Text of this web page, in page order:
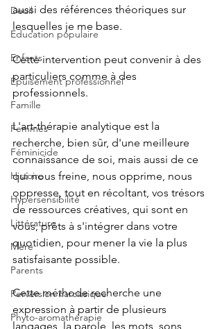
Deuil
Education populaire
Enfants
Epuisement professionnel
Famille
Femmes
Féminicide
Histoire
Hypersensibilité
Littérature
Mère
Parents
Perversion narcissique
Phyto-aromathérapie
aussi des références théoriques sur
lesquelles je me base.
Cette intervention peut convenir à des
particuliers comme à des
professionnels.
L'art-thérapie analytique est la
recherche, bien sûr, d'une meilleure
connaissance de soi, mais aussi de ce
qui nous freine, nous opprime, nous
oppresse, tout en récoltant, vos trésors
de ressources créatives, qui sont en
vous, prêts à s'intégrer dans votre
quotidien, pour mener la vie la plus
satisfaisante possible.
Cette méthode recherche une
expression à partir de plusieurs
langages, la parole, les mots, sons,